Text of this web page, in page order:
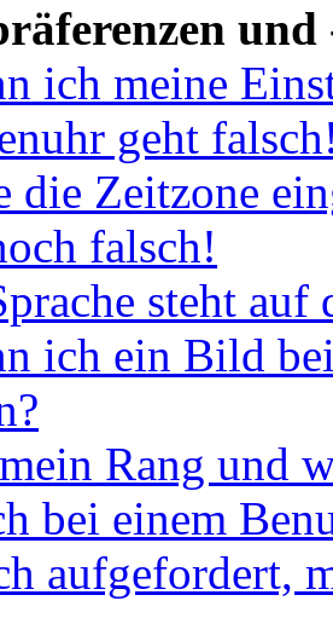
und
ich meine
geht
die Zeitzone
falsch!
steht
ich ein Bild
Rang und
bei einem
aufgefordert,